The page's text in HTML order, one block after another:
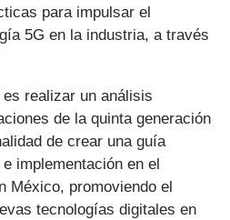
para impulsar el
5G en la industria, a través
realizar un análisis
de la quinta generación
de crear una guía
implementación en el
México, promoviendo el
tecnologías digitales en